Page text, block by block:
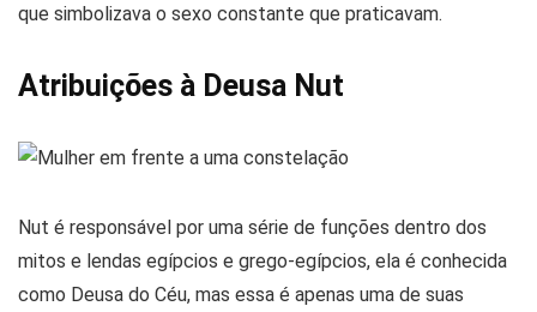
que simbolizava o sexo constante que praticavam.
Atribuições à Deusa Nut
Nut é responsável por uma série de funções dentro dos
mitos e lendas egípcios e grego-egípcios, ela é conhecida
como Deusa do Céu, mas essa é apenas uma de suas